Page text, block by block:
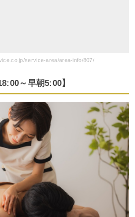
service-area/area-info/807/
～早朝5:00】